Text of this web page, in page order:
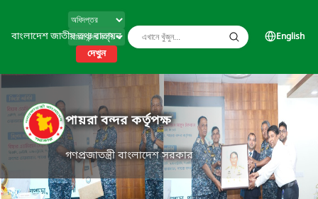
বাংলাদেশ জাতীয় তথ্য বাতায়ন
দেখুন
English
পায়রা বন্দর কর্তৃপক্ষ
গণপ্রজাতন্ত্রী বাংলাদেশ সরকার